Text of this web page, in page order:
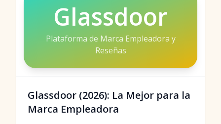
Glassdoor
Plataforma de Marca Empleadora y
Reseñas
Glassdoor (2026): La Mejor para la
Marca Empleadora